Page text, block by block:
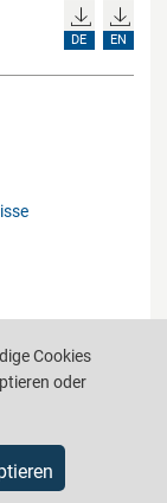
DE EN
IS-ARGEBAU
Cookies
oder